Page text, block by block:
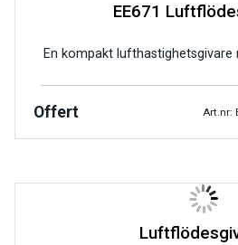
EE671
En kompakt lufthastighetsgivare
Offert Art.nr: